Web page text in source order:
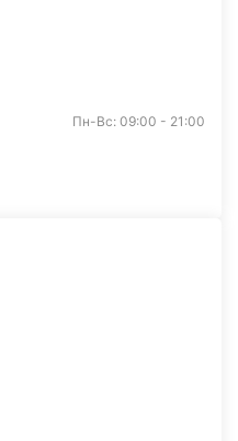
Пн-Вс: 09:00 - 21:00